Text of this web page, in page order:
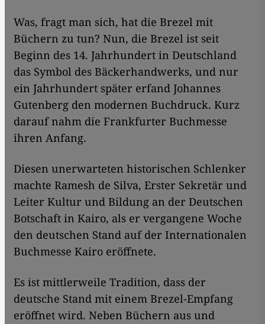
Was, fragt man sich, hat die Brezel mit
Büchern zu tun? Nun, die Brezel ist seit
Beginn des 14. Jahrhundert in Deutschland
das Symbol des Bäckerhandwerks, und nur
ein Jahrhundert später erfand Johannes
Gutenberg den modernen Buchdruck. Kurz
darauf nahm die Frankfurter Buchmesse
ihren Anfang.
Diesen unerwarteten historischen Schlenker
machte Ramesh de Silva, Erster Sekretär und
Leiter Kultur und Bildung an der Deutschen
Botschaft in Kairo, als er vergangene Woche
den deutschen Stand auf der Internationalen
Buchmesse Kairo eröffnete.
Es ist mittlerweile Tradition, dass der
deutsche Stand mit einem Brezel-Empfang
eröffnet wird. Neben Büchern aus und